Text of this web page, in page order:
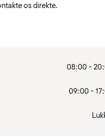
os direkte.
08:00 -
09:00 -